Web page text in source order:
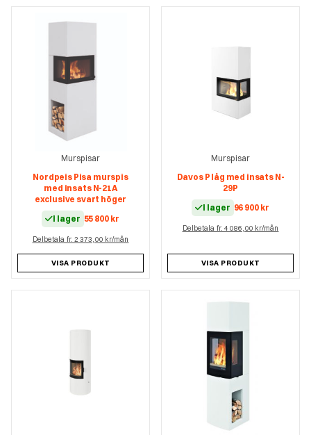
Murspisar
Nordpeis Pisa murspis
med insats N-21A
exclusive svart höger
I lager 55 800 kr
Delbetala fr. 2 373,00 kr/mån
VISA PRODUKT
Murspisar
Davos P låg med insats N-
29P
I lager 96 900 kr
Delbetala fr. 4 086,00 kr/mån
VISA PRODUKT